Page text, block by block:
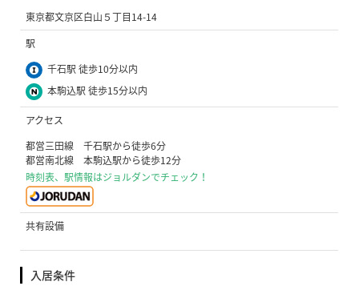
東京都文京区白山５丁目14-14
駅
千石駅 徒歩10分以内
本駒込駅 徒歩15分以内
アクセス
都営三田線 千石駅から徒歩6分
都営南北線 本駒込駅から徒歩12分
時刻表、駅情報はジョルダンでチェック！
共有設備
入居条件